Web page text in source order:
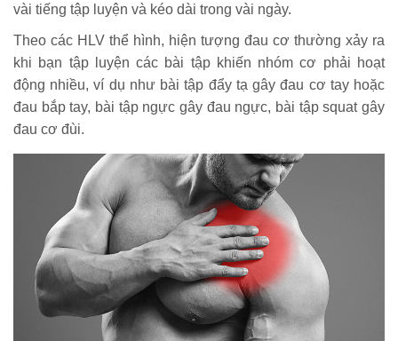
vài tiếng tập luyện và kéo dài trong vài ngày.
Theo các HLV thể hình, hiện tượng đau cơ thường xảy ra
khi bạn tập luyện các bài tập khiến nhóm cơ phải hoạt
động nhiều, ví dụ như bài tập đẩy tạ gây đau cơ tay hoặc
đau bắp tay, bài tập ngực gây đau ngực, bài tập squat gây
đau cơ đùi.